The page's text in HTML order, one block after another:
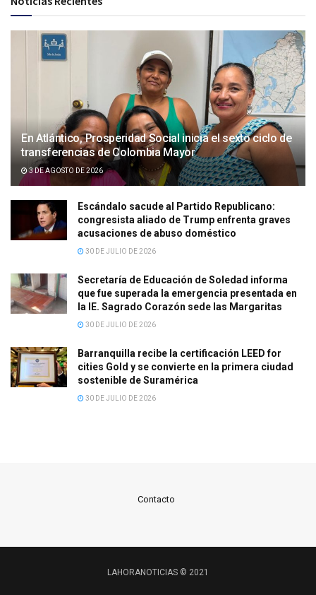
En Atlántico, Prosperidad Social inicia el sexto ciclo de
transferencias de Colombia Mayor
3 DE AGOSTO DE 2026
Escándalo sacude al Partido Republicano:
congresista aliado de Trump enfrenta graves
acusaciones de abuso doméstico
30 DE JULIO DE 2026
Secretaría de Educación de Soledad informa
que fue superada la emergencia presentada en
la IE. Sagrado Corazón sede las Margaritas
30 DE JULIO DE 2026
Barranquilla recibe la certificación LEED for
cities Gold y se convierte en la primera ciudad
sostenible de Suramérica
30 DE JULIO DE 2026
Contacto
LAHORANOTICIAS © 2021